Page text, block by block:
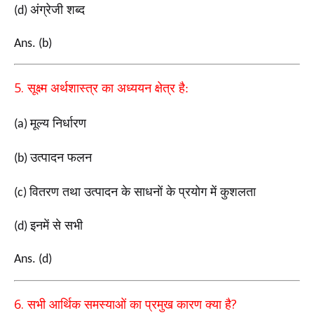
(d) अंग्रेजी शब्द
Ans. (b)
5.सूक्ष्म अर्थशास्त्र का अध्ययन क्षेत्र है:
(a)मूल्य निर्धारण
(b)उत्पादन फलन
(c)वितरण तथा उत्पादन के साधनों के प्रयोग में कुशलता
(d)इनमें से सभी
Ans. (d)
6.सभी आर्थिक समस्याओं का प्रमुख कारण क्या है?